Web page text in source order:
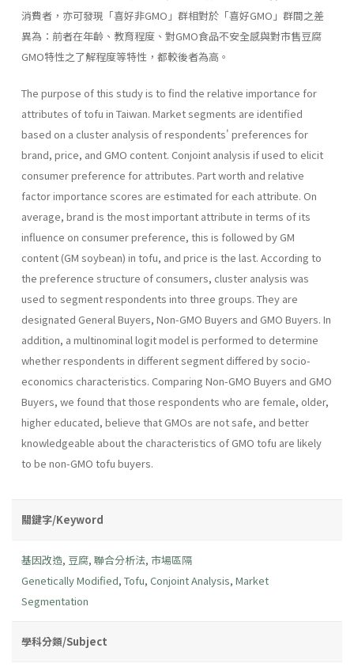
消費者，亦可發現「喜好非GMO」群相對於「喜好GMO」群間之差
異為：前者在年齡、教育程度、對GMO食品不安全感與對市售豆腐
GMO特性之了解程度等特性，都較後者為高。
The purpose of this study is to find the relative importance for
attributes of tofu in Taiwan. Market segments are identified
based on a cluster analysis of respondents' preferences for
brand, price, and GMO content. Conjoint analysis if used to elicit
consumer preference for attributes. Part worth and relative
factor importance scores are estimated for each attribute. On
average, brand is the most important attribute in terms of its
influence on consumer preference, this is followed by GM
content (GM soybean) in tofu, and price is the last. According to
the preference structure of consumers, cluster analysis was
used to segment respondents into three groups. They are
designated General Buyers, Non-GMO Buyers and GMO Buyers. In
addition, a multinominal logit model is performed to determine
whether respondents in different segment differed by socio-
economics characteristics. Comparing Non-GMO Buyers and GMO
Buyers, we found that those respondents who are female, older,
higher educated, believe that GMOs are not safe, and better
knowledgeable about the characteristics of GMO tofu are likely
to be non-GMO tofu buyers.
關鍵字/Keyword
基因改造, 豆腐, 聯合分析法, 市場區隔
Genetically Modified, Tofu, Conjoint Analysis, Market
Segmentation
學科分類/Subject